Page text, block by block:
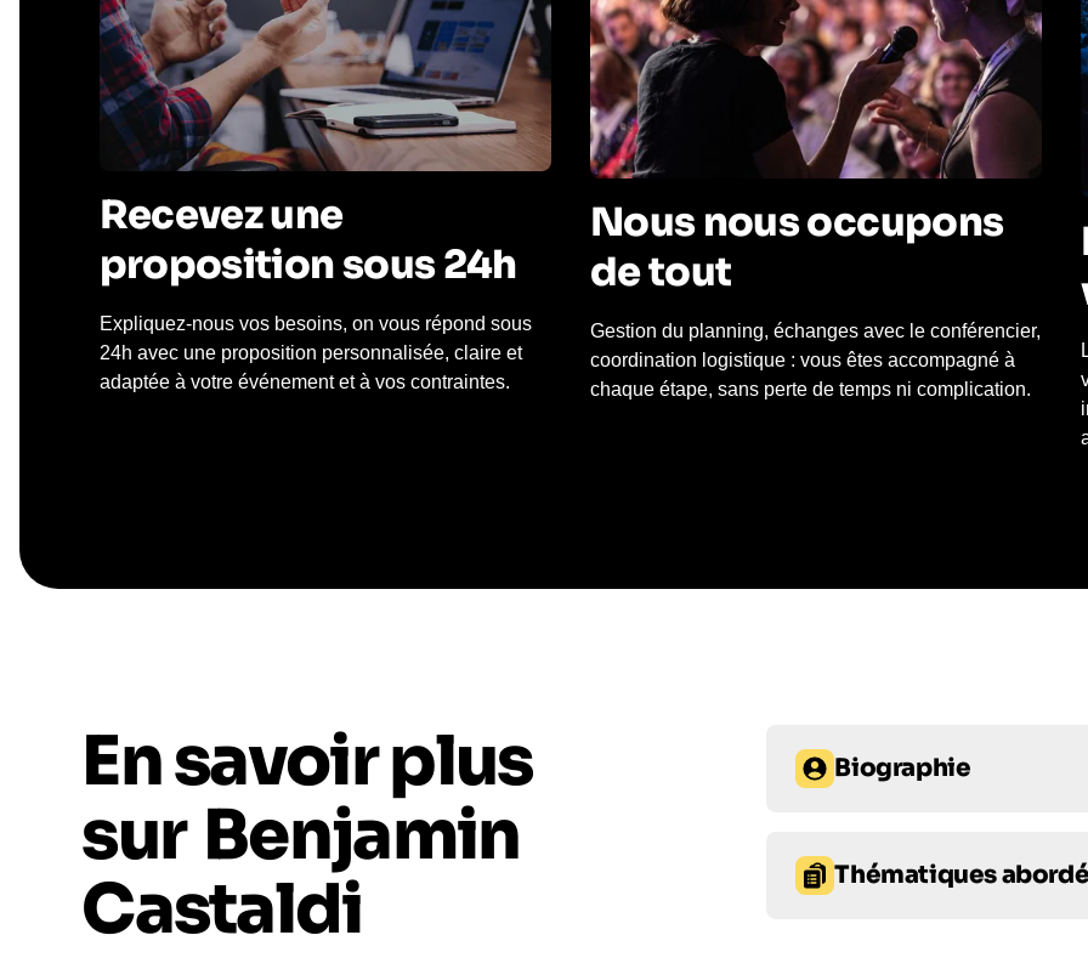
Recevez une
proposition sous 24h
Expliquez-nous vos besoins, on vous répond sous
24h avec une proposition personnalisée, claire et
adaptée à votre événement et à vos contraintes.
Nous nous occupons
de tout
Gestion du planning, échanges avec le conférencier,
coordination logistique : vous êtes accompagné à
chaque étape, sans perte de temps ni complication.
En savoir plus
sur Benjamin
Castaldi
Biographie
disponible pour une conférence
le monde de la télévision et de la
Thématiques